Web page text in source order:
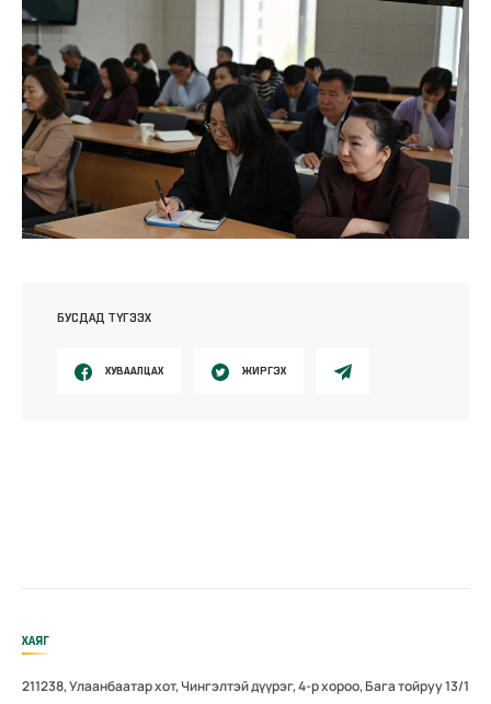
БУСДАД ТҮГЭЭХ
ХУВААЛЦАХ ЖИРГЭХ
ХАЯГ
211238, Улаанбаатар хот, Чингэлтэй дүүрэг, 4-р хороо, Бага тойруу 13/1